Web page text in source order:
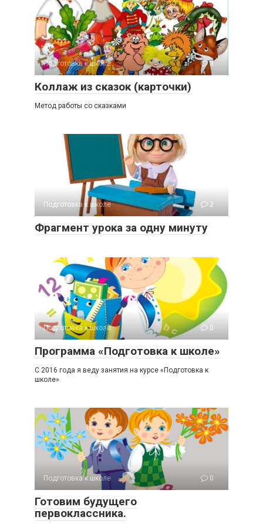
Подготовка к школе 3
Коллаж из сказок (карточки)
Метод работы со сказками
Подготовка к школе 2
Фрагмент урока за одну минуту
Подготовка к школе 0
Программа «Подготовка к школе»
С 2016 года я веду занятия на курсе «Подготовка к
школе»
Подготовка к школе 0
Готовим будущего
первоклассника.